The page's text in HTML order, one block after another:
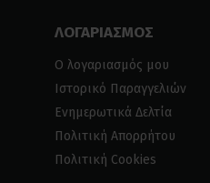
ΛΟΓΑΡΙΑΣΜΟΣ
Ο λογαριασμός μου
Ιστορικό Παραγγελιών
Ενημερωτικά Δελτία
Πολιτική Απορρήτου
Πολιτική Cookies